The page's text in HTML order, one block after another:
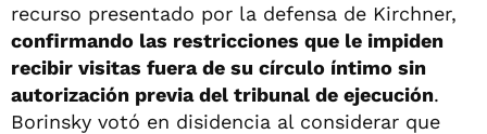
recurso presentado por la defensa de Kirchner,
confirmando las restricciones que le impiden
recibir visitas fuera de su círculo íntimo sin
autorización previa del tribunal de ejecución.
Borinsky votó en disidencia al considerar que